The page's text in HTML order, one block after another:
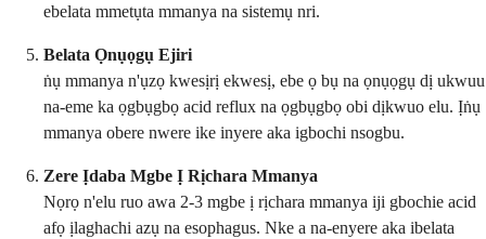
ebelata mmetụta mmanya na sistemụ nri.
Belata Ọnụọgụ Ejiri
ṅụ mmanya n'ụzọ kwesịrị ekwesị, ebe ọ bụ na ọnụọgụ dị ukwuu
na-eme ka ọgbụgbọ acid reflux na ọgbụgbọ obi dịkwuo elu. Ịṅụ
mmanya obere nwere ike inyere aka igbochi nsogbu.
Zere Ịdaba Mgbe Ị Rịchara Mmanya
Nọrọ n'elu ruo awa 2-3 mgbe ị rịchara mmanya iji gbochie acid
afọ ịlaghachi azụ na esophagus. Nke a na-enyere aka ibelata